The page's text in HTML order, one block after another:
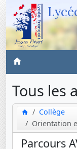
Tous les
Collège
Orientation
Parcours